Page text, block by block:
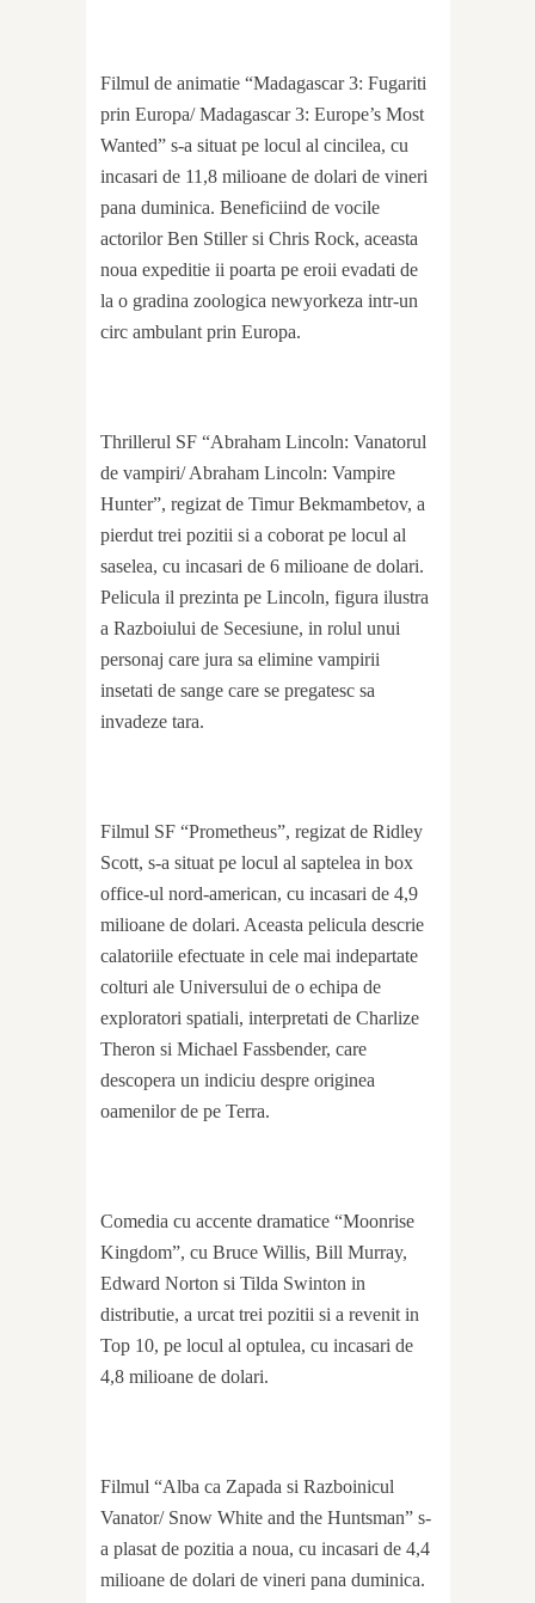
Filmul de animatie “Madagascar 3: Fugariti
prin Europa/ Madagascar 3: Europe’s Most
Wanted” s-a situat pe locul al cincilea, cu
incasari de 11,8 milioane de dolari de vineri
pana duminica. Beneficiind de vocile
actorilor Ben Stiller si Chris Rock, aceasta
noua expeditie ii poarta pe eroii evadati de
la o gradina zoologica newyorkeza intr-un
circ ambulant prin Europa.
Thrillerul SF “Abraham Lincoln: Vanatorul
de vampiri/ Abraham Lincoln: Vampire
Hunter”, regizat de Timur Bekmambetov, a
pierdut trei pozitii si a coborat pe locul al
saselea, cu incasari de 6 milioane de dolari.
Pelicula il prezinta pe Lincoln, figura ilustra
a Razboiului de Secesiune, in rolul unui
personaj care jura sa elimine vampirii
insetati de sange care se pregatesc sa
invadeze tara.
Filmul SF “Prometheus”, regizat de Ridley
Scott, s-a situat pe locul al saptelea in box
office-ul nord-american, cu incasari de 4,9
milioane de dolari. Aceasta pelicula descrie
calatoriile efectuate in cele mai indepartate
colturi ale Universului de o echipa de
exploratori spatiali, interpretati de Charlize
Theron si Michael Fassbender, care
descopera un indiciu despre originea
oamenilor de pe Terra.
Comedia cu accente dramatice “Moonrise
Kingdom”, cu Bruce Willis, Bill Murray,
Edward Norton si Tilda Swinton in
distributie, a urcat trei pozitii si a revenit in
Top 10, pe locul al optulea, cu incasari de
4,8 milioane de dolari.
Filmul “Alba ca Zapada si Razboinicul
Vanator/ Snow White and the Huntsman” s-
a plasat de pozitia a noua, cu incasari de 4,4
milioane de dolari de vineri pana duminica.